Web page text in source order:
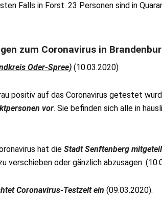
Falls in Forst. 23 Personen sind in
zum Coronavirus in
Oder-Spree) (10.03.2020)
positiv auf das Coronavirus getestet
vor. Sie befinden sich alle in
hat die Stadt Senftenberg
verschieben oder gänzlich abzusagen.
Coronavirus-Testzelt ein (09.03.2020).